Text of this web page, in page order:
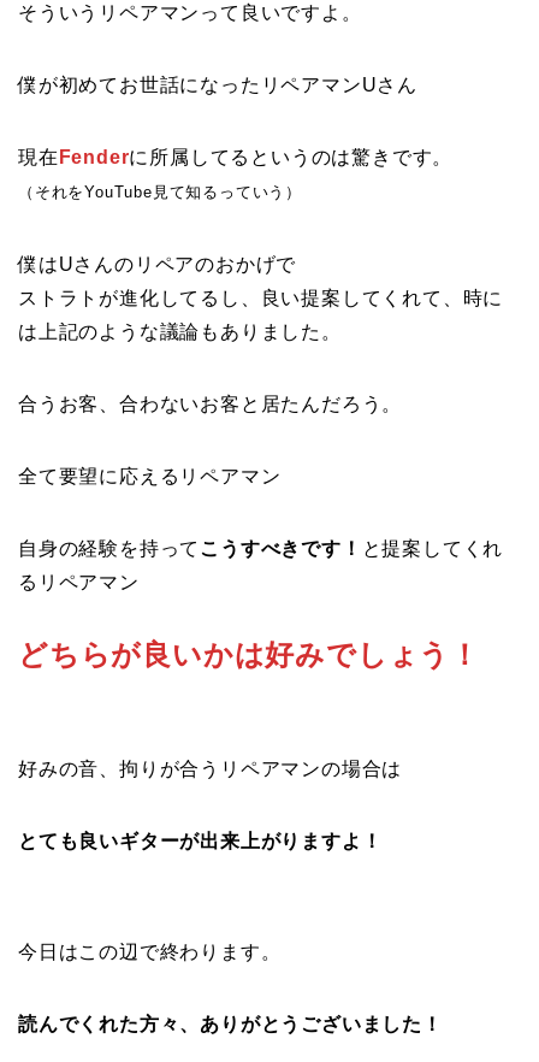
そういうリペアマンって良いですよ。
僕が初めてお世話になったリペアマンUさん
現在 Fenderに所属してるというのは驚きです。
（それをYouTube見て知るっていう）
僕はUさんのリペアのおかげで
ストラトが進化してるし、良い提案してくれて、時に
は上記のような議論もありました。
合うお客、合わないお客と居たんだろう。
全て要望に応えるリペアマン
自身の経験を持って こうすべきです！ と提案してくれ
るリペアマン
どちらが良いかは好みでしょう！
好みの音、拘りが合うリペアマンの場合は
とても良いギターが出来上がりますよ！
今日はこの辺で終わります。
読んでくれた方々、ありがとうございました！